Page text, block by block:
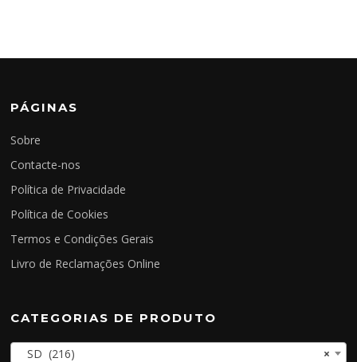
PÁGINAS
Sobre
Contacte-nos
Política de Privacidade
Política de Cookies
Termos e Condições Gerais
Livro de Reclamações Online
CATEGORIAS DE PRODUTO
×
SD (216)